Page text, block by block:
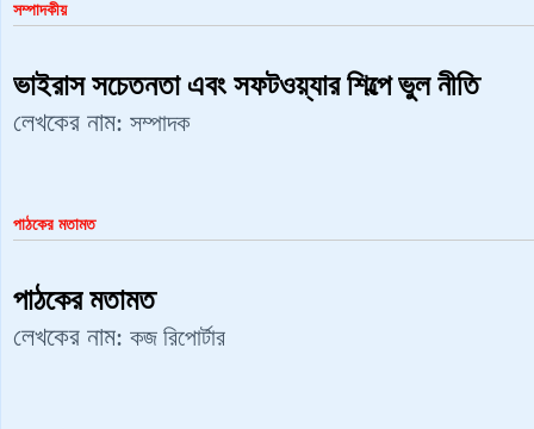
সম্পাদকীয়
ভাইরাস সচেতনতা এবং সফটওয়্যার শিল্পে ভুল নীতি
লেখকের নাম: সম্পাদক
পাঠকের মতামত
পাঠকের মতামত
লেখকের নাম: কজ রিপোর্টার